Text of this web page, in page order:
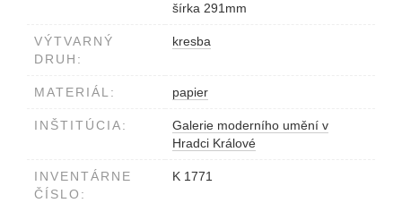
šírka 291mm
VÝTVARNÝ
DRUH:
kresba
MATERIÁL: papier
INŠTITÚCIA:
Galerie moderního umění v
Hradci Králové
INVENTÁRNE
ČÍSLO:
K 1771